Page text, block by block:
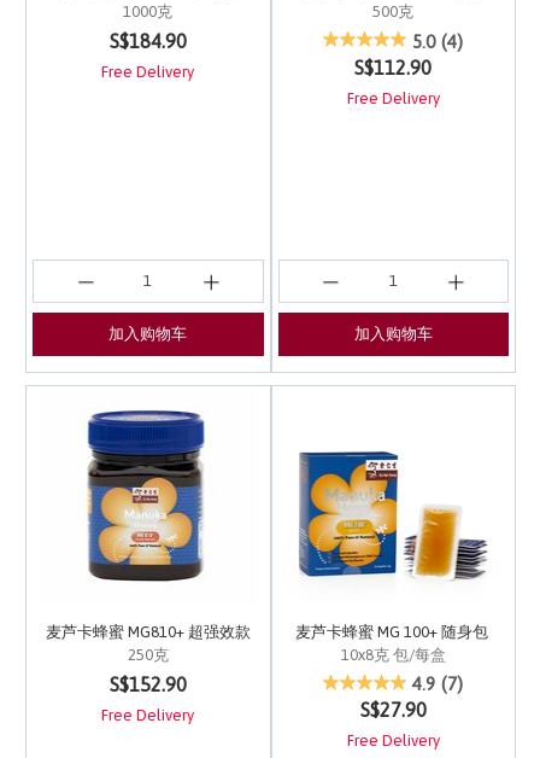
1000克
4.8 out of 5 Customer Rating
S$184.90
Free Delivery
加入购物车
500克
3.4 out of 5 Customer
5.0 (4)
S$112.90
Free Delivery
加入购物车
麦芦卡蜂蜜 MG810+ 超强效款
250克
4.5 out of 5 Customer Rating
S$152.90
Free Delivery
麦芦卡蜂蜜 MG 100+ 随身包
10x8克 包/每盒
3.4 out of 5 Customer
4.9 (7)
S$27.90
Free Delivery